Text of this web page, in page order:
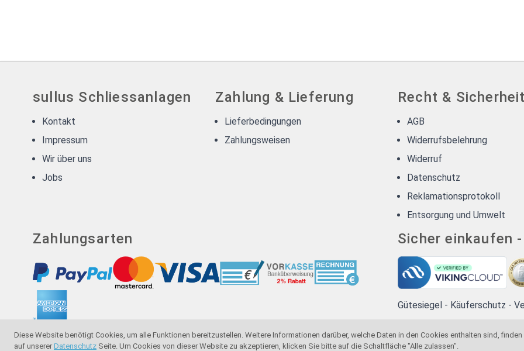
Diese Website benötigt Cookies, um alle Funktionen bereitzustellen. Weitere Informationen darüber, welche Daten in den Cookies enthalten sind, finden
auf unserer Datenschutz Seite. Um Cookies von dieser Website zu akzeptieren, klicken Sie bitte auf die Schaltfläche "Alle zulassen".
sullus Schliessanlagen
Kontakt
Impressum
Wir über uns
Jobs
Zahlung & Lieferung
Lieferbedingungen
Zahlungsweisen
Recht &
AGB
Widerrufsbelehrung
Widerruf
Datenschutz
Reklamationsprotokoll
Entsorgung und Umwelt
Zahlungsarten Sicher einkaufen
Gütesiegel - Käuferschutz -